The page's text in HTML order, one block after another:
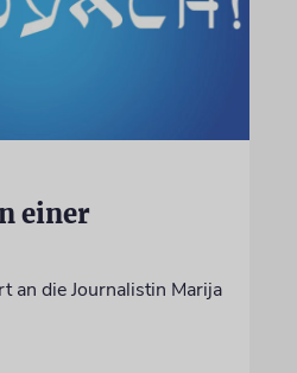
einer
an die Journalistin Marija